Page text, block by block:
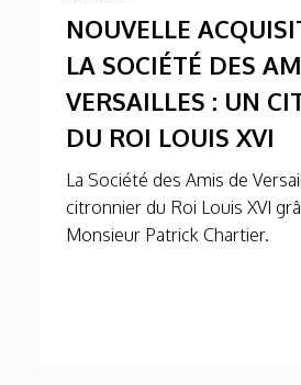
NOUVELLE
LA SOCIÉTÉ DES
VERSAILLES : UN
DU ROI LOUIS XVI
La Société des Amis de
citronnier du Roi Louis XVI
Monsieur Patrick Chartier.